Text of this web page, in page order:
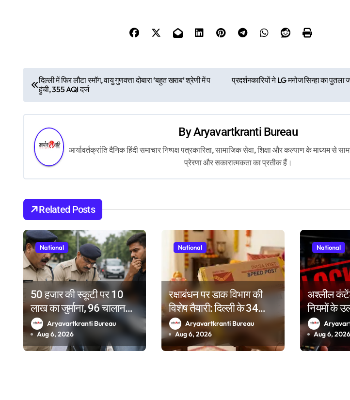
o
s
a
v
i
g
a
t
o
n
दिल्ली में फिर लौटा स्मॉग, वायु गुणवत्ता दोबारा ‘बहुत खराब’ श्रेणी में प
हुंची, 355 AQI दर्ज
प्रदर्शनकारियों ने LG मनोज सिन्हा का पुतला
ByAryavartkranti Bureau
आर्यावर्तक्रांति दैनिक हिंदी समाचार निष्पक्ष पत्रकारिता, सामाजिक सेवा, शिक्षा और कल्याण के माध्यम से
प्रेरणा और सकारात्मकता का प्रतीक हैं।
Related Posts
National
50 हजार की स्कूटी पर 10
लाख का जुर्माना, 96 चालान
पेंडिंग देख पुलिस के भी उड़े होश
Aryavartkranti Bureau
Aug 6, 2026
National
रक्षाबंधन पर डाक विभाग की
विशेष तैयारी: दिल्ली के 34
डाकघरों और दोनों प्रमुख रेलवे
स्टेशनों पर राखी बुकिंग के विशेष
काउंटर
Aryavartkranti Bureau
Aug 6, 2026
National
अश्लील
नियमों के
सख्त, दो
प्लेटफॉर्म
Aug 6, 2026